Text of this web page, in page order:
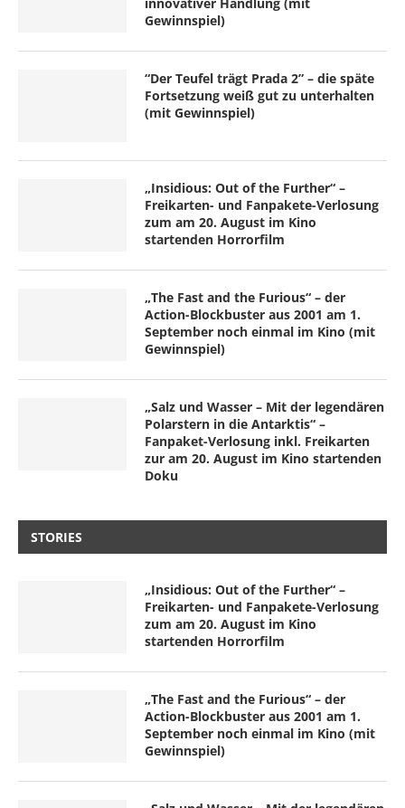
Gewinnspiel)
“Der Teufel trägt Prada 2” – die späte
Fortsetzung weiß gut zu unterhalten
(mit Gewinnspiel)
„Insidious: Out of the Further“ –
Freikarten- und Fanpakete-Verlosung
zum am 20. August im Kino
startenden Horrorfilm
„The Fast and the Furious“ – der
Action-Blockbuster aus 2001 am 1.
September noch einmal im Kino (mit
Gewinnspiel)
„Salz und Wasser – Mit der legendären
Polarstern in die Antarktis“ –
Fanpaket-Verlosung inkl. Freikarten
zur am 20. August im Kino startenden
Doku
STORIES
„Insidious: Out of the Further“ –
Freikarten- und Fanpakete-Verlosung
zum am 20. August im Kino
startenden Horrorfilm
„The Fast and the Furious“ – der
Action-Blockbuster aus 2001 am 1.
September noch einmal im Kino (mit
Gewinnspiel)